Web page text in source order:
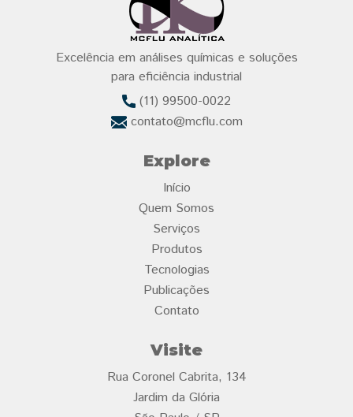
Excelência em análises químicas e soluções
para eficiência industrial
(11) 99500-0022
contato@mcflu.com
Explore
Início
Quem Somos
Serviços
Produtos
Tecnologias
Publicações
Contato
Visite
Rua Coronel Cabrita, 134
Jardim da Glória